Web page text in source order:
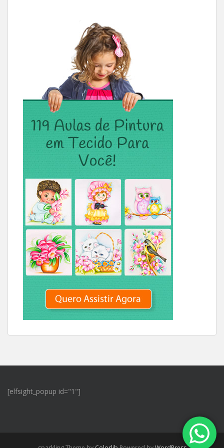
[elfsight_popup id="1"]